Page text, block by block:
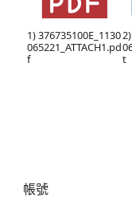
1) 376735100E_1130
065221_ATTACH1.pd
f
t
帳號